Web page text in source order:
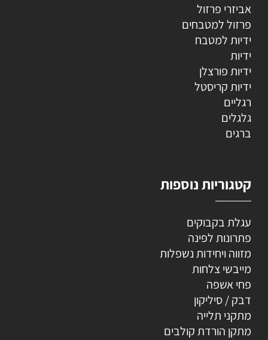
אביזרי פרזול
פרזול למטבחים
ידיות למטבח
ידיות
ידיות פורצלן
ידיות קריסטל
רגליים
גלגלים
ברגים
קטגוריות נוספות
עגלת בקבוקים
פתרונות לפינה
מזווה ויחידות נשפלות
מייבשי צלחות
פחי אשפה
דבק / סיליקון
מתקני תלייה
מתקן הורדת קולבים